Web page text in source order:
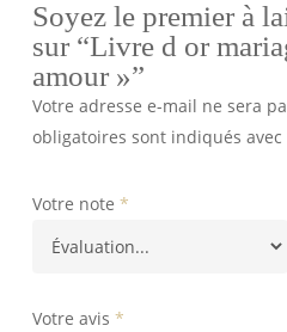
Soyez le premier à
sur “Livre d or
amour »”
Votre adresse e-mail ne sera
obligatoires sont indiqués avec
Votre note *
Votre avis *